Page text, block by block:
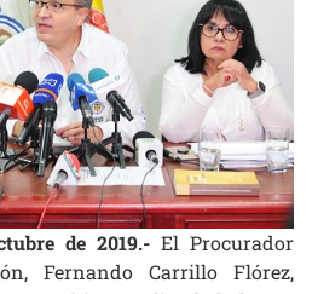
de 2019.- El Procurador
Fernando Carrillo Flórez,